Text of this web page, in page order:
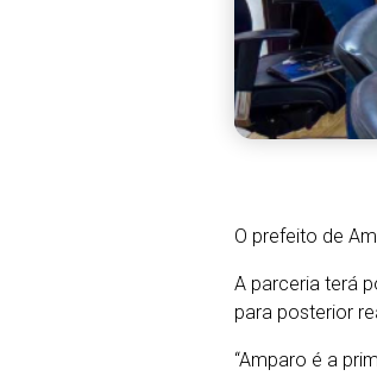
O prefeito de
A parceria terá
para posterior
“Amparo é a